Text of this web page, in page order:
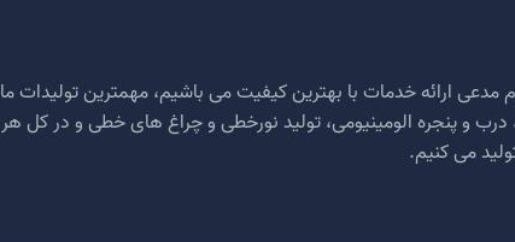
مدعی ارائه خدمات با بهترین کیفیت می باشیم، مهمترین تولیدات ما
درب و پنجره الومینیومی، تولید نورخطی و چراغ های خطی و در کل هر
می کنیم.